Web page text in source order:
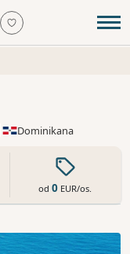
Dominikana
od0 EUR/os.